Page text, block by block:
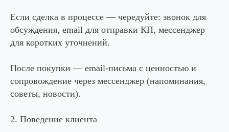
Если сделка в процессе — чередуйте: звонок для
обсуждения, email для отправки КП, мессенджер
для коротких уточнений.
После покупки — email-письма с ценностью и
сопровождение через мессенджер (напоминания,
советы, новости).
2. Поведение клиента